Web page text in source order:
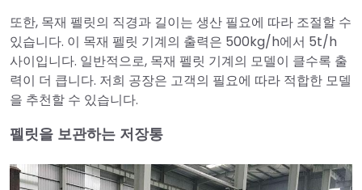
또한, 목재 펠릿의 직경과 길이는 생산 필요에 따라 조절할 수
있습니다. 이 목재 펠릿 기계의 출력은 500kg/h에서 5t/h
사이입니다. 일반적으로, 목재 펠릿 기계의 모델이 클수록 출
력이 더 큽니다. 저희 공장은 고객의 필요에 따라 적합한 모델
을 추천할 수 있습니다.
펠릿을 보관하는 저장통